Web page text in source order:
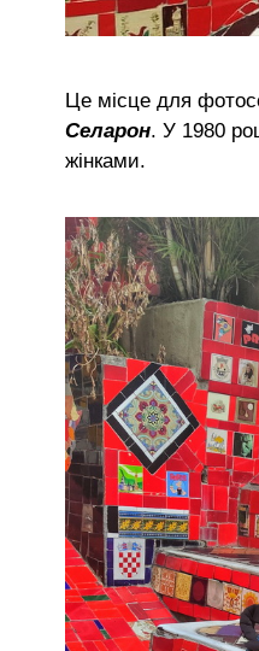
Це місце для
Селарон. У 1980
жінками.